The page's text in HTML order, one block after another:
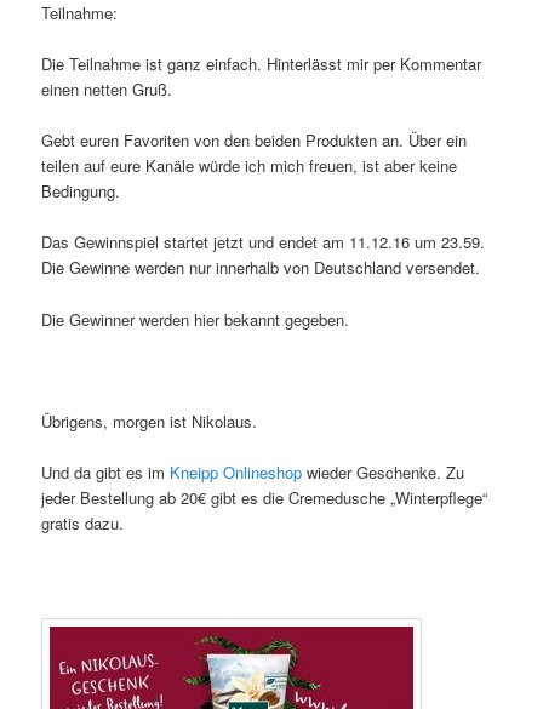
Teilnahme:
Die Teilnahme ist ganz einfach. Hinterlässt mir per Kommentar
einen netten Gruß.
Gebt euren Favoriten von den beiden Produkten an. Über ein
teilen auf eure Kanäle würde ich mich freuen, ist aber keine
Bedingung.
Das Gewinnspiel startet jetzt und endet am 11.12.16 um 23.59.
Die Gewinne werden nur innerhalb von Deutschland versendet.
Die Gewinner werden hier bekannt gegeben.
Übrigens, morgen ist Nikolaus.
Und da gibt es im Kneipp Onlineshop wieder Geschenke. Zu
jeder Bestellung ab 20€ gibt es die Cremedusche „Winterpflege“
gratis dazu.